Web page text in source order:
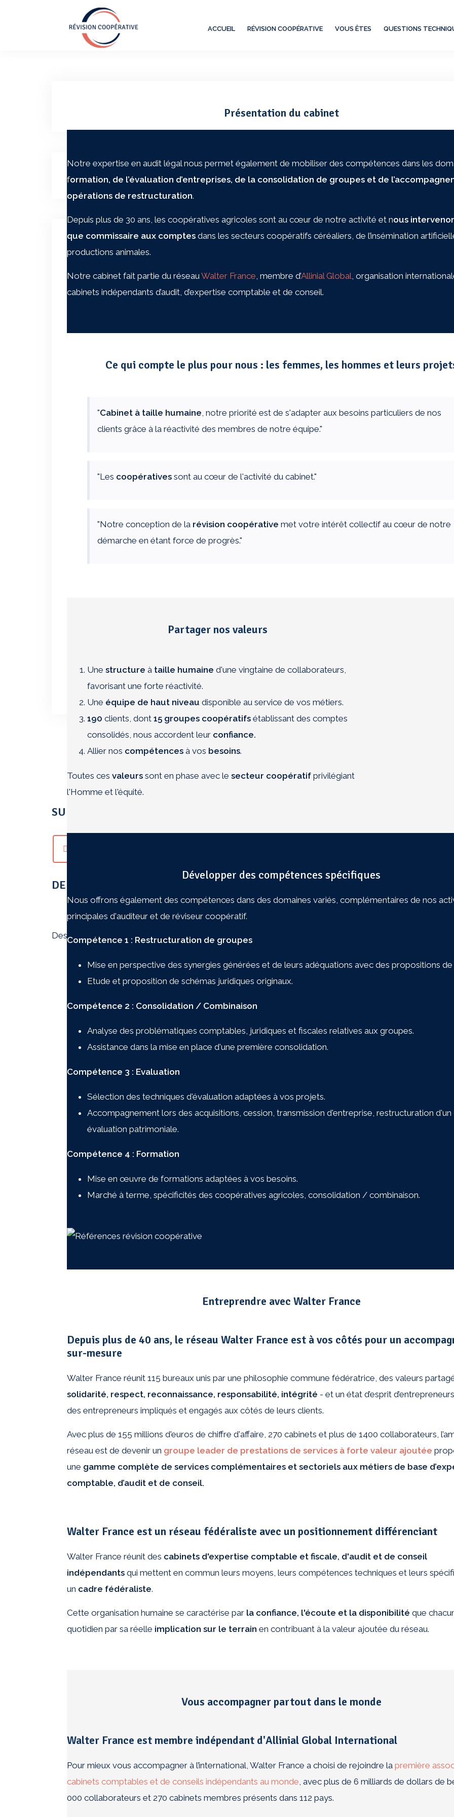
ACCUEIL RÉVISION COOPÉRATIVE VOUS ÊTES QUESTIONS
Présentation du cabinet
Notre expertise en audit légal nous permet également de mobiliser des compétences dans les
formation, de l’évaluation d’entreprises, de la consolidation de groupes et de
opérations de restructuration.
Depuis plus de 30 ans, les coopératives agricoles sont au cœur de notre activité et nous
que commissaire aux comptes dans les secteurs coopératifs céréaliers, de l’insémination
productions animales.
Notre cabinet fait partie du réseauWalter France, membre d’Allinial Global, organisation
cabinets indépendants d’audit, d’expertise comptable et de conseil.
Ce qui compte le plus pour nous : les femmes, les hommes et leurs
"Cabinet à taille humaine, notre priorité est de s'adapter aux besoins particuliers de nos
clients grâce à la réactivité des membres de notre équipe."
"Les coopératives sont au cœur de l'activité du cabinet."
"Notre conception de la révision coopérative met votre intérêt collectif au cœur de notre
démarche en étant force de progrès."
Partager nos valeurs
Une structure à taille humaine d'une vingtaine de collaborateurs,
favorisant une forte réactivité.
Une équipe de haut niveau disponible au service de vos métiers.
190 clients, dont 15 groupes coopératifs établissant des comptes
consolidés, nous accordent leur confiance.
Allier nos compétences à vos besoins.
Toutes ces valeurs sont en phase avec le secteur coopératif privilégiant
l'Homme et l'équité.
Développer des compétences spécifiques
Nous offrons également des compétences dans des domaines variés, complémentaires de nos
principales d'auditeur et de réviseur coopératif.
Compétence 1 : Restructuration de groupes
Mise en perspective des synergies générées et de leurs adéquations avec des propositions
Etude et proposition de schémas juridiques originaux.
Compétence 2 : Consolidation / Combinaison
Analyse des problématiques comptables, juridiques et fiscales relatives aux groupes.
Assistance dans la mise en place d'une première consolidation.
Compétence 3 : Evaluation
Sélection des techniques d'évaluation adaptées à vos projets.
Accompagnement lors des acquisitions, cession, transmission d'entreprise, restructuration
évaluation patrimoniale.
Compétence 4 : Formation
Mise en œuvre de formations adaptées à vos besoins.
Marché à terme, spécificités des coopératives agricoles, consolidation / combinaison.
Entreprendre avec Walter France
Depuis plus de 40 ans, le réseau Walter France est à vos côtés pour un
sur-mesure
Walter France réunit 115 bureaux unis par une philosophie commune fédératrice, des valeurs
solidarité, respect, reconnaissance, responsabilité, intégrité - et un état d’esprit
des entrepreneurs impliqués et engagés aux côtés de leurs clients.
Avec plus de 155 millions d'euros de chiffre d'affaire, 270 cabinets et plus de 1400 collaborateurs,
réseau est de devenir un groupe leader de prestations de services à forte valeur ajoutée
une gamme complète de services complémentaires et sectoriels aux métiers de base
comptable, d’audit et de conseil.
Walter France est un réseau fédéraliste avec un positionnement différenciant
Walter France réunit des cabinets d'expertise comptable et fiscale, d'audit et de conseil
indépendants qui mettent en commun leurs moyens, leurs compétences techniques et leurs
un cadre fédéraliste.
Cette organisation humaine se caractérise par la confiance, l'écoute et la disponibilité que
quotidien par sa réelle implication sur le terrain en contribuant à la valeur ajoutée du réseau.
Vous accompagner partout dans le monde
Walter France est membre indépendant d'Allinial Global International
Pour mieux vous accompagner à l’international, Walter France a choisi de rejoindre la première
cabinets comptables et de conseils indépendants au monde, avec plus de 6 milliards de dollars de
000 collaborateurs et 270 cabinets membres présents dans 112 pays.
Navigation
de
l’article
Les Réviseurs Les conséquences
Laisser un commentaire
Ce site utilise Akismet pour réduire les indésirables.En savoir plus sur la façon dont les données de
commentaires sont traitées.
SUIVEZ-NOUS PARTOUT..
DERNIERS COMMENTAIRES
Design by :Serguei Tchepik Copyright © 2026